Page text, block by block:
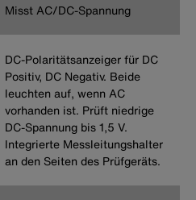
Misst AC/DC-Spannung
DC-Polaritätsanzeiger für DC
Positiv, DC Negativ. Beide
leuchten auf, wenn AC
vorhanden ist. Prüft niedrige
DC-Spannung bis 1,5 V.
Integrierte Messleitungshalter
an den Seiten des Prüfgeräts.